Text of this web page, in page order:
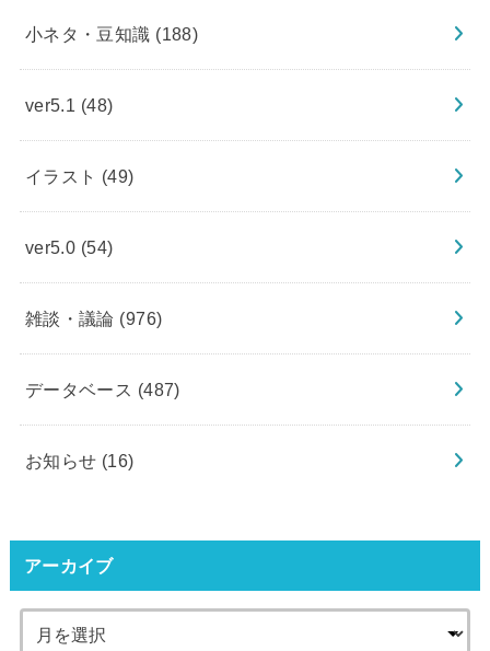
小ネタ・豆知識 (188)
ver5.1 (48)
イラスト (49)
ver5.0 (54)
雑談・議論 (976)
データベース (487)
お知らせ (16)
アーカイブ